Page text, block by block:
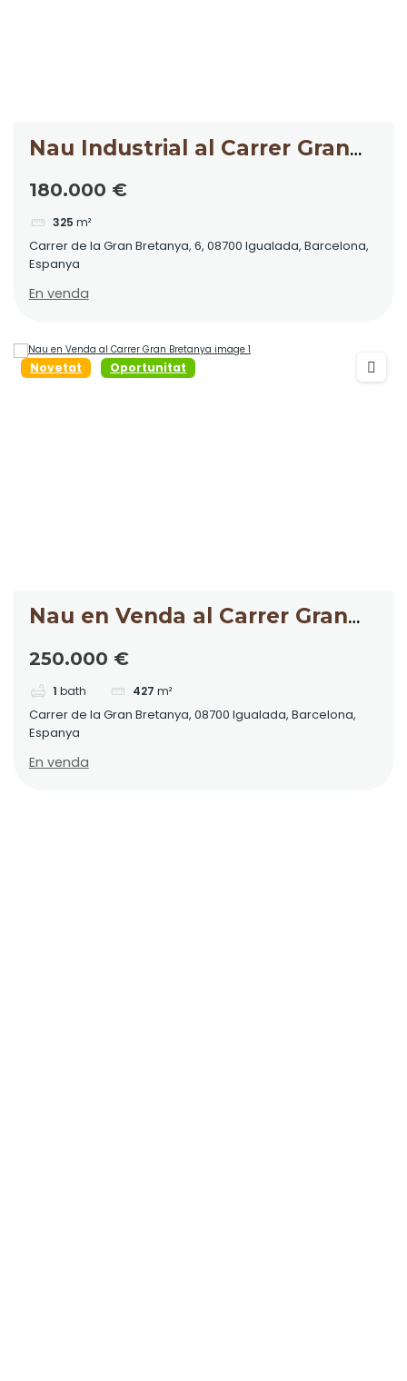
Nau Industrial al Carrer Gran
180.000 €
325 m²
Carrer de la Gran Bretanya, 6, 08700 Igualada, Barcelona,
Espanya
En venda
Novetat Oportunitat
Nau en Venda al Carrer Gran
250.000 €
1 bath 427 m²
Carrer de la Gran Bretanya, 08700 Igualada, Barcelona,
Espanya
En venda